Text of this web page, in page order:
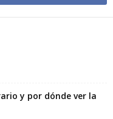
y por dónde ver la